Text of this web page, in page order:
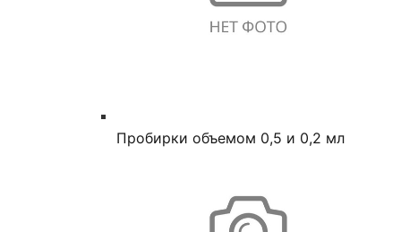
Пробирки объемом 0,5 и 0,2 мл